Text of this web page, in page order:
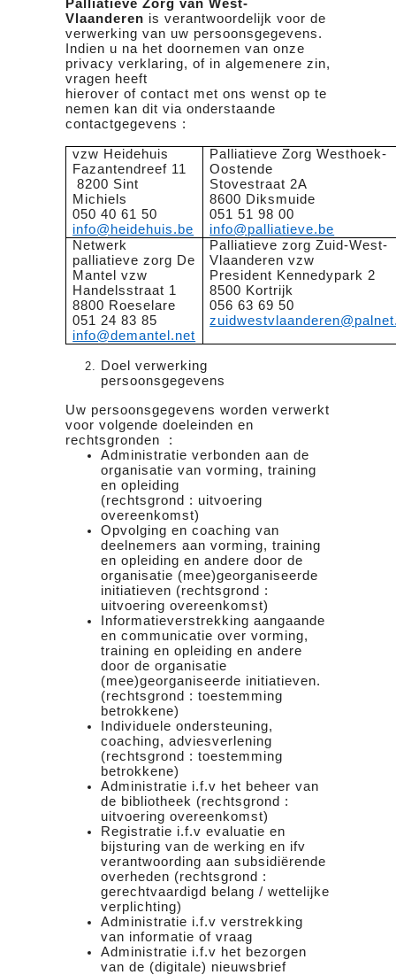
Palliatieve Zorg van West-
Vlaanderen is verantwoordelijk voor de
verwerking van uw persoonsgegevens.
Indien u na het doornemen van onze
privacy verklaring, of in algemenere zin,
vragen heeft
hierover of contact met ons wenst op te
nemen kan dit via onderstaande
contactgegevens :
vzw Heidehuis
Fazantendreef 11
8200 Sint
Michiels
050 40 61 50
info@heidehuis.be
Palliatieve Zorg Westhoek-
Oostende
Stovestraat 2A
8600 Diksmuide
051 51 98 00
info@palliatieve.be
Netwerk
palliatieve zorg De
Mantel vzw
Handelsstraat 1
8800 Roeselare
051 24 83 85
info@demantel.net
Palliatieve zorg Zuid-West-
Vlaanderen vzw
President Kennedypark 2
8500 Kortrijk
056 63 69 50
Doel verwerking
persoonsgegevens
Uw persoonsgegevens worden verwerkt
voor volgende doeleinden en
rechtsgronden :
Administratie verbonden aan de
organisatie van vorming, training
en opleiding
(rechtsgrond : uitvoering
overeenkomst)
Opvolging en coaching van
deelnemers aan vorming, training
en opleiding en andere door de
organisatie (mee)georganiseerde
initiatieven (rechtsgrond :
uitvoering overeenkomst)
Informatieverstrekking aangaande
en communicatie over vorming,
training en opleiding en andere
door de organisatie
(mee)georganiseerde initiatieven.
(rechtsgrond : toestemming
betrokkene)
Individuele ondersteuning,
coaching, adviesverlening
(rechtsgrond : toestemming
betrokkene)
Administratie i.f.v het beheer van
de bibliotheek (rechtsgrond :
uitvoering overeenkomst)
Registratie i.f.v evaluatie en
bijsturing van de werking en ifv
verantwoording aan subsidiërende
overheden (rechtsgrond :
gerechtvaardigd belang / wettelijke
verplichting)
Administratie i.f.v verstrekking
van informatie of vraag
Administratie i.f.v het bezorgen
van de (digitale) nieuwsbrief